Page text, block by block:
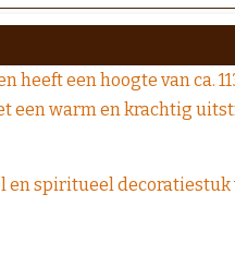
heeft een hoogte van ca.
een warm en krachtig
spiritueel decoratiestuk